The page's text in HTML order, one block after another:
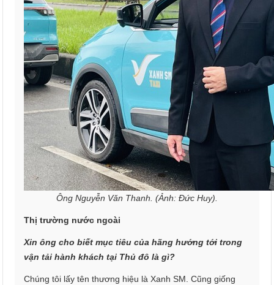
Ông Nguyễn Văn Thanh. (Ảnh: Đức Huy).
Thị trường nước ngoài
Xin ông cho biết mục tiêu của hãng hướng tới trong
vận tải hành khách tại Thủ đô là gì?
Chúng tôi lấy tên thương hiệu là Xanh SM. Cũng giống